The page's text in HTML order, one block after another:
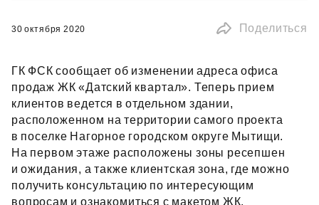
30 октября 2020 Поделиться
ГК ФСК сообщает об изменении адреса офиса
продаж ЖК «Датский квартал». Теперь прием
клиентов ведется в отдельном здании,
расположенном на территории самого проекта
в поселке Нагорное городском округе Мытищи.
На первом этаже расположены зоны ресепшен
и ожидания, а также клиентская зона, где можно
получить консультацию по интересующим
вопросам и ознакомиться с макетом ЖК.